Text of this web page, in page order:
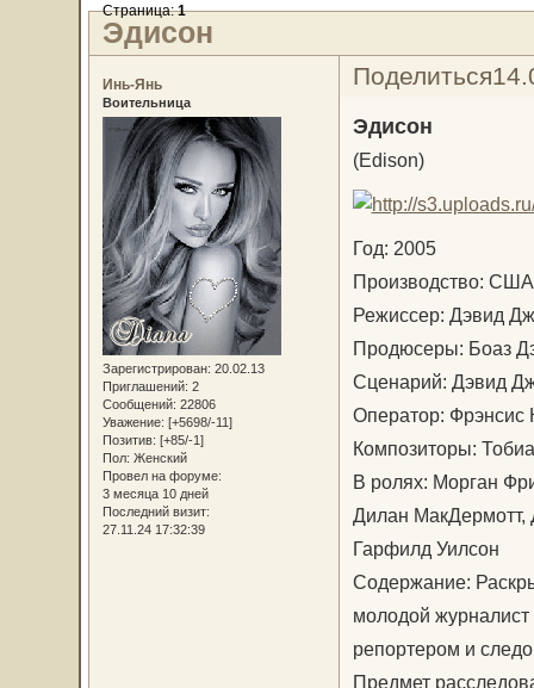
Эдисон
Страница:1
Поделиться
Инь-Янь
Воительница
Зарегистрирован: 20.02.13
Приглашений: 2
Сообщений: 22806
Уважение: [+5698/-11]
Позитив: [+85/-1]
Пол: Женский
Провел на форуме:
3 месяца 10 дней
Последний визит:
27.11.24 17:32:39
Эдисон
(Edison)
Год: 2005
Производство:
Режиссер: Дэвид
Продюсеры: Боаз
Сценарий: Дэвид
Оператор:
Композиторы:
В ролях: Морган
Дилан МакДермотт,
Гарфилд Уилсон
Содержание:
молодой
репортером и
Предмет